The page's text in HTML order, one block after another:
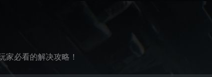
家必看的解决攻略！